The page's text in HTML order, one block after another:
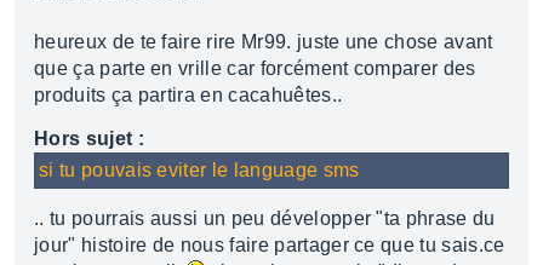
heureux de te faire rire Mr99. juste une chose avant
que ça parte en vrille car forcément comparer des
produits ça partira en cacahuêtes..
Hors sujet :
si tu pouvais eviter le language sms
.. tu pourrais aussi un peu développer "ta phrase du
jour" histoire de nous faire partager ce que tu sais.ce